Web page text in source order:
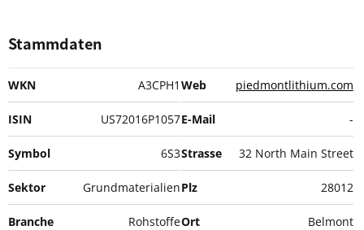
Stammdaten
WKN A3CPH1
ISIN US72016P1057
Symbol 6S3
Sektor Grundmaterialien
Branche Rohstoffe
Web piedmontlithium.com
E-Mail -
Strasse 32 North Main Street
Plz 28012
Ort Belmont